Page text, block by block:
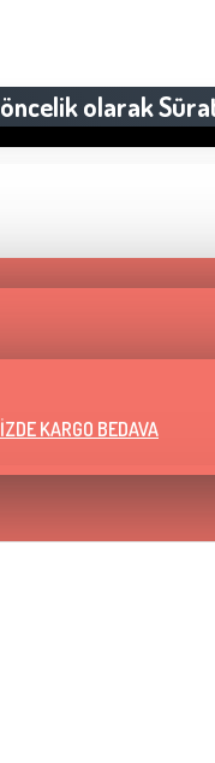
olarak
KARGO BEDAVA